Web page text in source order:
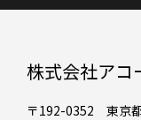
株式会社アコ
〒192-0352 東京